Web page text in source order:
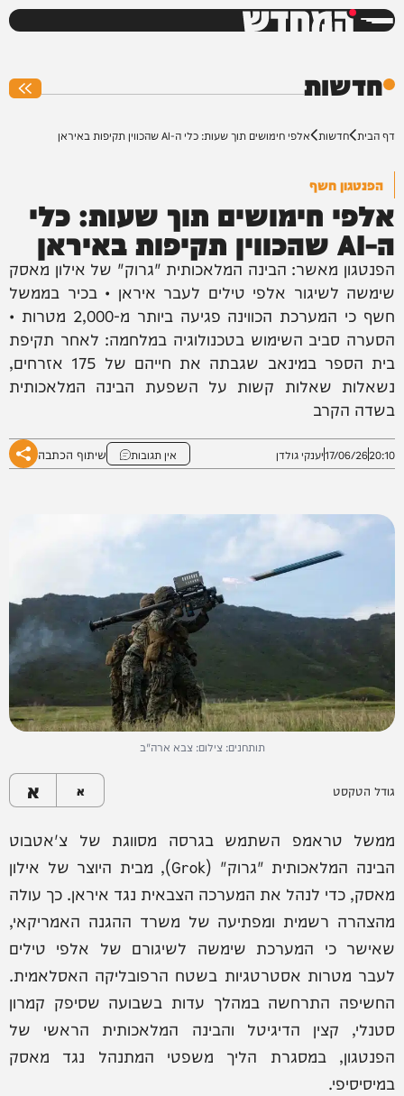
המחדש
חדשות
דף הבית חדשות אלפי חימושים תוך שעות: כלי ה-AI שהכווין תקיפות באיראן
הפנטגון חשף
אלפי חימושים תוך שעות: כלי
ה-AI שהכווין תקיפות באיראן
הפנטגון מאשר: הבינה המלאכותית "גרוק" של אילון מאסק
שימשה לשיגור אלפי טילים לעבר איראן • בכיר בממשל
חשף כי המערכת הכווינה פגיעה ביותר מ-2,000 מטרות •
הסערה סביב השימוש בטכנולוגיה במלחמה: לאחר תקיפת
בית הספר במינאב שגבתה את חייהם של 175 אזרחים,
נשאלות שאלות קשות על השפעת הבינה המלאכותית
בשדה הקרב
20:10
17/06/26יענקי גולדן אין תגובות שיתוף הכתבה
תותחנים: צילום: צבא ארה"ב
גודל הטקסט א א
ממשל טראמפ השתמש בגרסה מסווגת של צ'אטבוט
הבינה המלאכותית "גרוק" (Grok), מבית היוצר של אילון
מאסק, כדי לנהל את המערכה הצבאית נגד איראן. כך עולה
מהצהרה רשמית ומפתיעה של משרד ההגנה האמריקאי,
שאישר כי המערכת שימשה לשיגורם של אלפי טילים
לעבר מטרות אסטרטגיות בשטח הרפובליקה האסלאמית.
החשיפה התרחשה במהלך עדות בשבועה שסיפק קמרון
סטנלי, קצין הדיגיטל והבינה המלאכותית הראשי של
הפנטגון, במסגרת הליך משפטי המתנהל נגד מאסק
במיסיסיפי.